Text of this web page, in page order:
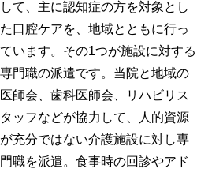
して、主に認知症の方を対象とし
た口腔ケアを、地域とともに行っ
ています。その1つが施設に対する
専門職の派遣です。当院と地域の
医師会、歯科医師会、リハビリス
タッフなどが協力して、人的資源
が充分ではない介護施設に対し専
門職を派遣。食事時の回診やアド